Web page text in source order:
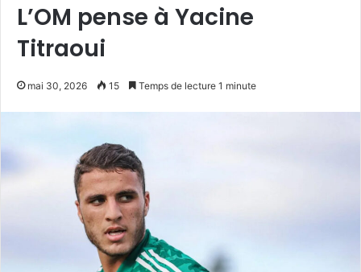
L’OM pense à Yacine
Titraoui
mai 30, 2026 15 Temps de lecture 1 minute